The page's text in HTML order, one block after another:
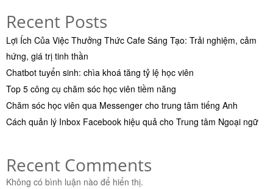
Recent Posts
Lợi Ích Của Việc Thưởng Thức Cafe Sáng Tạo: Trải nghiệm, cảm
hứng, giá trị tinh thần
Chatbot tuyển sinh: chìa khoá tăng tỷ lệ học viên
Top 5 công cụ chăm sóc học viên tiềm năng
Chăm sóc học viên qua Messenger cho trung tâm tiếng Anh
Cách quản lý Inbox Facebook hiệu quả cho Trung tâm Ngoại ngữ
Recent Comments
Không có bình luận nào để hiển thị.